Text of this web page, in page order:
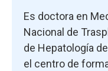
Es doctora en
Nacional de
de Hepatología
el centro de